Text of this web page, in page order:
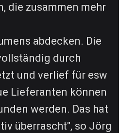
die zusammen mehr
abdecken. Die
durch
und verlief für esw
Lieferanten können
werden. Das hat
überrascht", so Jörg